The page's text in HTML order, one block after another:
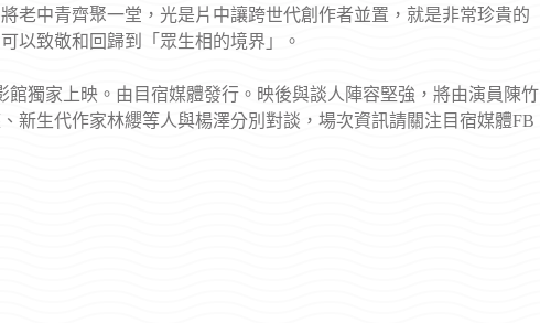
老中青齊聚一堂，光是片中讓跨世代創作者並置，就是非常珍貴的
以致敬和回歸到「眾生相的境界」。
獨家上映。由目宿媒體發行。映後與談人陣容堅強，將由演員陳竹
新生代作家林纓等人與楊澤分別對談，場次資訊請關注目宿媒體FB